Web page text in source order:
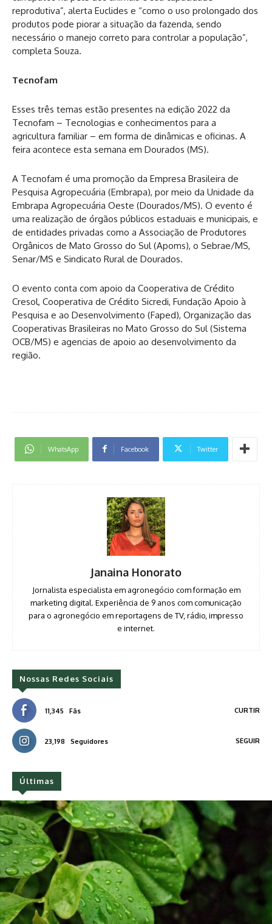
reprodutiva”, alerta Euclides e “como o uso prolongado dos
produtos pode piorar a situação da fazenda, sendo
necessário o manejo correto para controlar a população”,
completa Souza.
Tecnofam
Esses três temas estão presentes na edição 2022 da
Tecnofam – Tecnologias e conhecimentos para a
agricultura familiar – em forma de dinâmicas e oficinas. A
feira acontece esta semana em Dourados (MS).
A Tecnofam é uma promoção da Empresa Brasileira de
Pesquisa Agropecuária (Embrapa), por meio da Unidade da
Embrapa Agropecuária Oeste (Dourados/MS). O evento é
uma realização de órgãos públicos estaduais e municipais, e
de entidades privadas como a Associação de Produtores
Orgânicos de Mato Grosso do Sul (Apoms), o Sebrae/MS,
Senar/MS e Sindicato Rural de Dourados.
O evento conta com apoio da Cooperativa de Crédito
Cresol, Cooperativa de Crédito Sicredi, Fundação Apoio à
Pesquisa e ao Desenvolvimento (Faped), Organização das
Cooperativas Brasileiras no Mato Grosso do Sul (Sistema
OCB/MS) e agencias de apoio ao desenvolvimento da
região.
WhatsApp Facebook Twitter
Janaina Honorato
Jornalista especialista em agronegócio com formação em
marketing digital. Experiência de 9 anos com comunicação
para o agronegócio em reportagens de TV, rádio, impresso
e internet.
Nossas Redes Sociais
11,345 Fãs CURTIR
23,198 Seguidores SEGUIR
Últimas